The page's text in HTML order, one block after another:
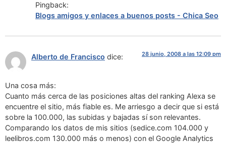
Pingback:
Blogs amigos y enlaces a buenos posts - Chica Seo
Alberto de Francisco dice: 28 junio, 2008 a las 12:09 pm
Una cosa más:
Cuanto más cerca de las posiciones altas del ranking Alexa se
encuentre el sitio, más fiable es. Me arriesgo a decir que si está
sobre la 100.000, las subidas y bajadas sí son relevantes.
Comparando los datos de mis sitios (sedice.com 104.000 y
leelibros.com 130.000 más o menos) con el Google Analytics